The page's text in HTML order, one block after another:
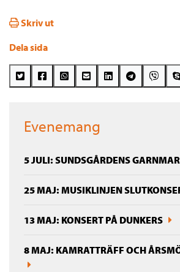
Skriv ut
Dela sida
Evenemang
5 JULI: SUNDSGÅRDENS
25 MAJ: MUSIKLINJEN
13 MAJ: KONSERT PÅ DUNKERS
8 MAJ: KAMRATTRÄFF OCH